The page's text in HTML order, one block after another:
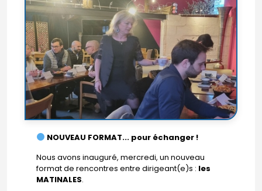
NOUVEAU FORMAT... pour échanger !
Nous avons inauguré, mercredi, un nouveau
format de rencontres entre dirigeant(e)s : les
MATINALES.